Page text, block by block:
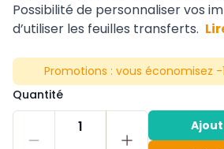
Possibilité de personnaliser vos
d’utiliser les feuilles transferts.
Promotions : vous économisez -
Quantité
1